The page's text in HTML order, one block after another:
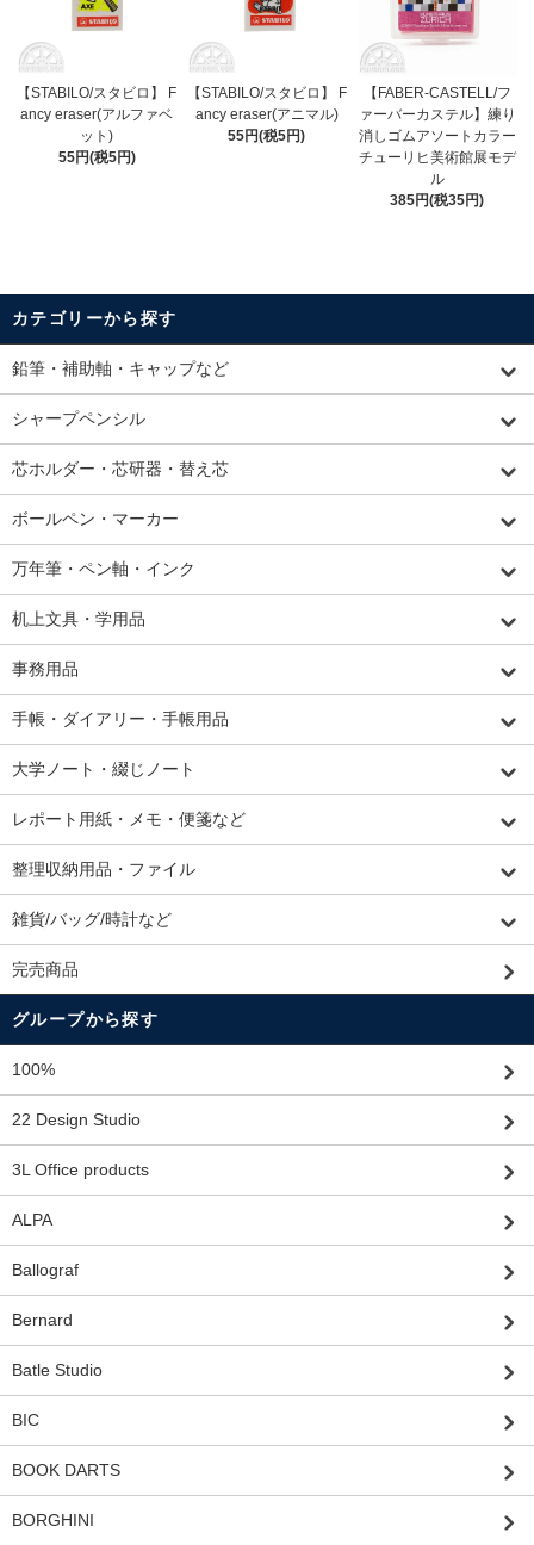
【STABILO/スタビロ】 F
ancy eraser(アルファベ
ット)
55円(税5円)
【STABILO/スタビロ】 F
ancy eraser(アニマル)
55円(税5円)
【FABER-CASTELL/フ
ァーバーカステル】練り
消しゴムアソートカラー
チューリヒ美術館展モデ
ル
385円(税35円)
カテゴリーから探す
鉛筆・補助軸・キャップなど
シャープペンシル
芯ホルダー・芯研器・替え芯
ボールペン・マーカー
万年筆・ペン軸・インク
机上文具・学用品
事務用品
手帳・ダイアリー・手帳用品
大学ノート・綴じノート
レポート用紙・メモ・便箋など
整理収納用品・ファイル
雑貨/バッグ/時計など
完売商品
グループから探す
100%
22 Design Studio
3L Office products
ALPA
Ballograf
Bernard
Batle Studio
BIC
BOOK DARTS
BORGHINI